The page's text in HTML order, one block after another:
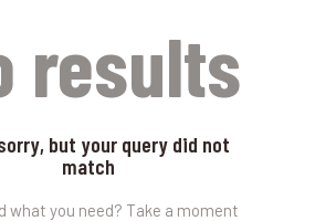
results
but your query did not
match
what you need? Take a moment